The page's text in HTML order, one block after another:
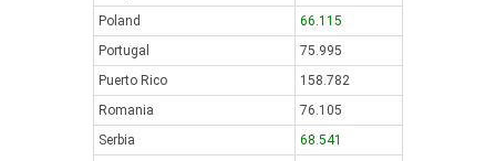
Poland
66.115
Portugal
75.995
Puerto Rico
158.782
Romania
76.105
Serbia
68.541